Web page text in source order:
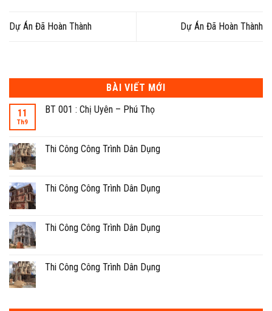
Dự Án Đã Hoàn Thành Dự Án Đã Hoàn Thành
BÀI VIẾT MỚI
11
Th9
BT 001 : Chị Uyên – Phú Thọ
Thi Công Công Trình Dân Dụng
Thi Công Công Trình Dân Dụng
Thi Công Công Trình Dân Dụng
Thi Công Công Trình Dân Dụng